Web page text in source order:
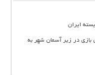
ایران
بازی در زیر آسمان شهر به